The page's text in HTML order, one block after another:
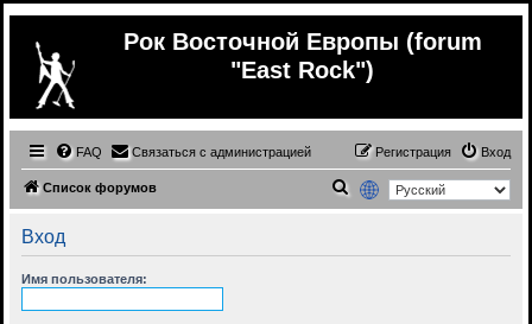
Рок Восточной Европы (forum
"East Rock")
FAQ Связаться с администрацией Вход
Регистрация
Список форумов
Вход
Имя пользователя: